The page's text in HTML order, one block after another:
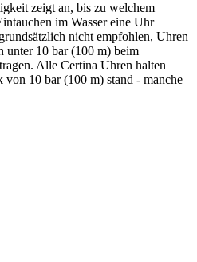
zeigt an, bis zu welchem
im Wasser eine Uhr
nicht empfohlen, Uhren
unter 10 bar (100 m) beim
Alle Certina Uhren halten
von 10 bar (100 m) stand - manche